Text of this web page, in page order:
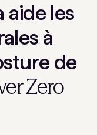
aide les
à
de
Zero